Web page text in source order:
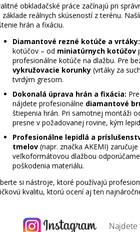
obkladačské práce začínajú pri
základe reálnych skúseností z terénu.
hrán a fixáciu.
Diamantové rezné kotúče a vrtáky:
kotúčov – od miniatúrnych kotúčov
profesionálne kotúče na dlažbu. Pre
vykružovacie korunky (vrtáky za
tvrdým gresom.
Dokonalá úprava hrán a fixácia:
nájdete profesionálne diamantové
štiepenia hrán. Pri samotnej montáži
presne v požadovanej rovine, kým
Profesionálne lepidlá a
tmelov (napr. značka AKEMI)
veľkoformátovou dlažbou
poškodenia materiálu.
si nástroje, ktoré používajú
kvalitu, ktorú ocení aj ten
Najdete